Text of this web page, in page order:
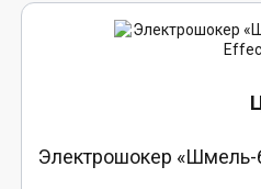
Электрошокер «Шмель-